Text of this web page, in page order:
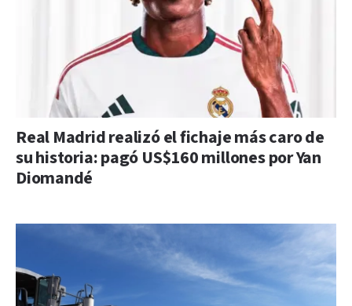
Real Madrid realizó el fichaje más caro de
su historia: pagó US$160 millones por Yan
Diomandé